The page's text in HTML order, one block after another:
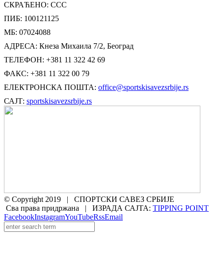
СКРАЋЕНО: ССС
ПИБ: 100121125
МБ: 07024088
АДРЕСА: Кнеза Михаила 7/2, Београд
ТЕЛЕФОН: +381 11 322 42 69
ФАКС: +381 11 322 00 79
ЕЛЕКТРОНСКА ПОШТА: office@sportskisavezsrbije.rs
САЈТ: sportskisavezsrbije.rs
© Copyright 2019 | СПОРТСКИ САВЕЗ СРБИЈЕ
Сва права придржана | ИЗРАДА САЈТА: TIPPING POINT
FacebookInstagramYouTubeRssEmail